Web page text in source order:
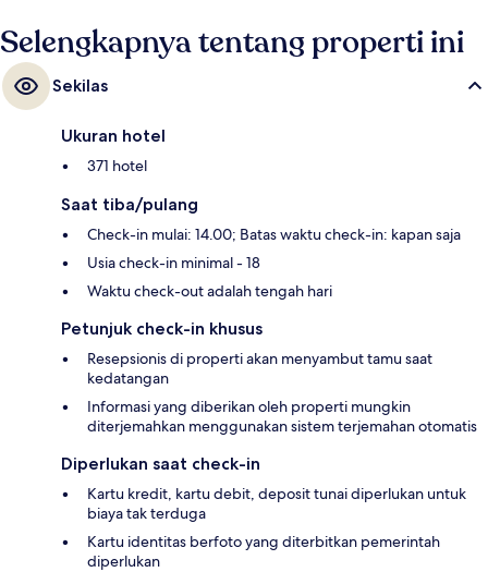
Selengkapnya tentang properti ini
Sekilas
Ukuran hotel
371 hotel
Saat tiba/pulang
Check-in mulai: 14.00; Batas waktu check-in: kapan saja
Usia check-in minimal - 18
Waktu check-out adalah tengah hari
Petunjuk check-in khusus
Resepsionis di properti akan menyambut tamu saat
kedatangan
Informasi yang diberikan oleh properti mungkin
diterjemahkan menggunakan sistem terjemahan otomatis
Diperlukan saat check-in
Kartu kredit, kartu debit, deposit tunai diperlukan untuk
biaya tak terduga
Kartu identitas berfoto yang diterbitkan pemerintah
diperlukan